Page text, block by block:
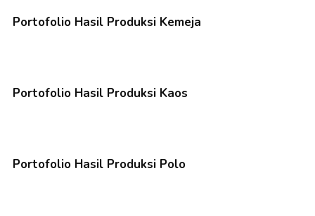
Portofolio Hasil Produksi Kemeja
Portofolio Hasil Produksi Kaos
Portofolio Hasil Produksi Polo